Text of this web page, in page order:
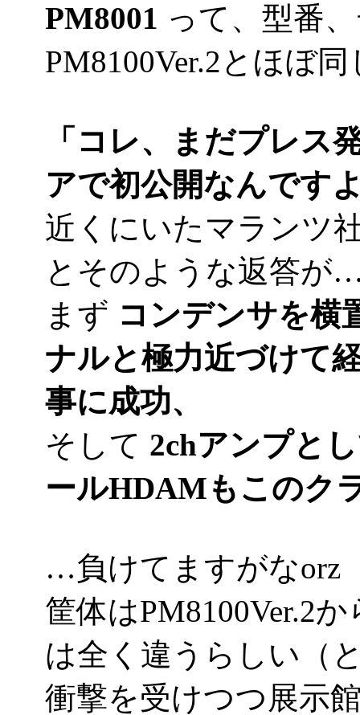
PM8001 って、型番
PM8100Ver.2とほぼ
「コレ、まだプレス
アで初公開なんです
近くにいたマランツ
とそのような返答が
まず コンデンサを横
ナルと極力近づけて
事に成功、
そして 2chアンプと
ールHDAMもこのク
…負けてますがなorz
筐体はPM8100Ver.2
は全く違うらしい（
衝撃を受けつつ展示